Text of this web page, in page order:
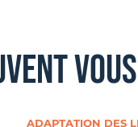
ADAPTATION DES